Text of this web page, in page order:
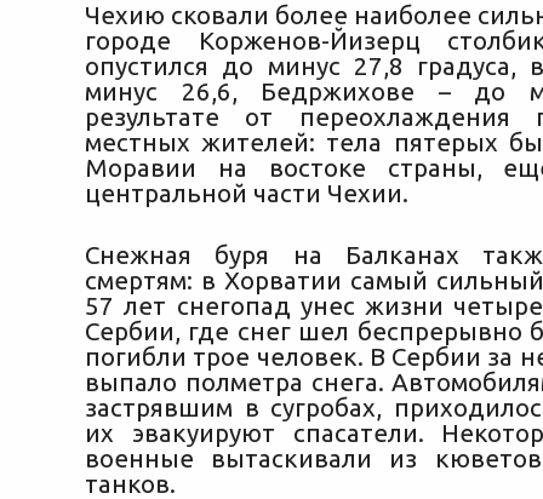
Чехию сковали более наиболее
городе Корженов-Йизерц
опустился до минус 27,8
минус 26,6, Бедржихове – до
результате от переохлаждения
местных жителей: тела пятерых
Моравии на востоке страны,
центральной части Чехии.
Снежная буря на Балканах
смертям: в Хорватии самый
57 лет снегопад унес жизни
Сербии, где снег шел беспрерывно
погибли трое человек. В Сербии за
выпало полметра снега.
застрявшим в сугробах,
их эвакуируют спасатели.
военные вытаскивали из
танков.